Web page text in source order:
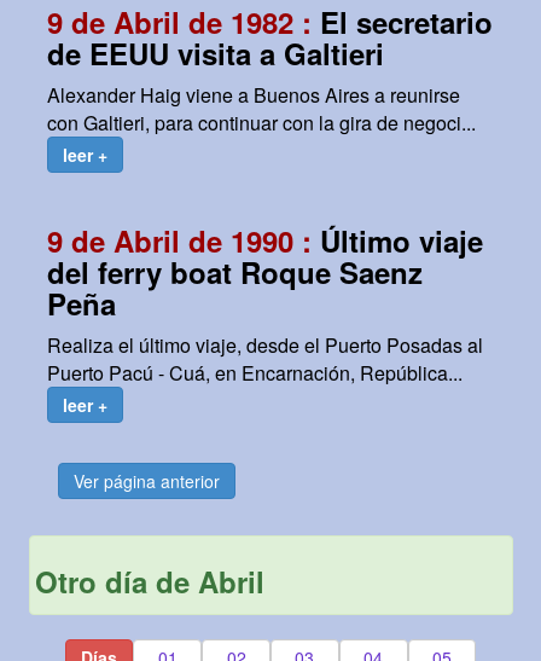
9 de Abril de 1982 : El secretario
de EEUU visita a Galtieri
Alexander Haig viene a Buenos Aires a reunirse
con Galtieri, para continuar con la gira de negoci...
leer +
9 de Abril de 1990 : Último viaje
del ferry boat Roque Saenz
Peña
Realiza el último viaje, desde el Puerto Posadas al
Puerto Pacú - Cuá, en Encarnación, República...
leer +
Ver página anterior
Otro día de Abril